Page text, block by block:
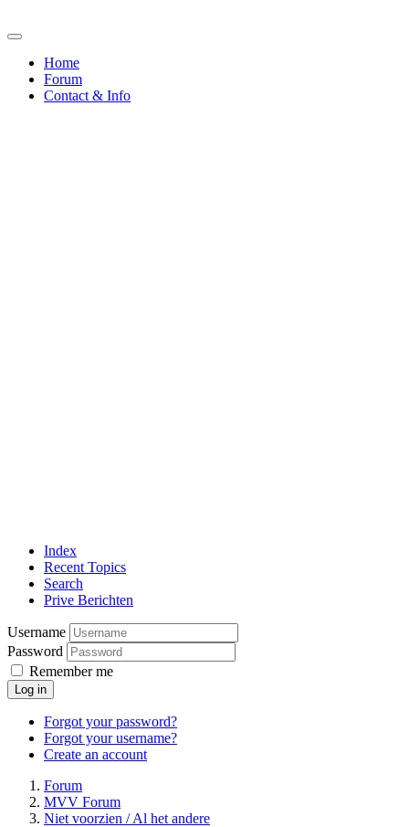
Home
Forum
Contact & Info
Index
Recent Topics
Search
Prive Berichten
Username
Password
Remember me
Log in
Forgot your password?
Forgot your username?
Create an account
Forum
MVV Forum
Niet voorzien / Al het andere